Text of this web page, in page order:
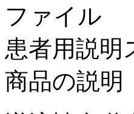
ファイル
患者用説明
商品の説明